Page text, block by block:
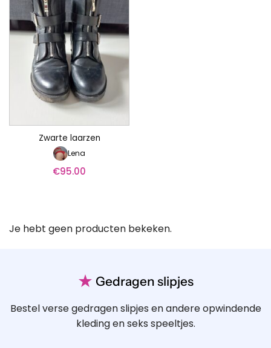
Zwarte laarzen
Lena
€95.00
Je hebt geen producten bekeken.
★ Gedragen slipjes
Bestel verse gedragen slipjes en andere opwindende
kleding en seks speeltjes.